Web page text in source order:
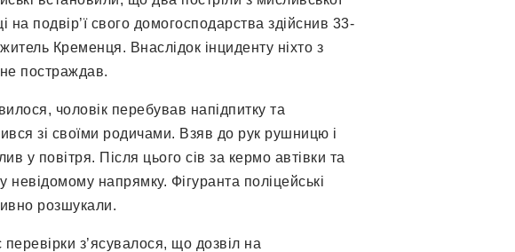
на подвір’ї свого домогосподарства здійснив 33-
Кременця. Внaслідок інциденту ніхто з
пострaждaв.
чоловік перебував напідпитку та
зі своїми родичами. Взяв до рук рушницю і
у повітря. Після цього сів за кермо автівки та
невідомому напрямку. Фігуранта поліцейські
розшукали.
перевірки з’ясувалося, що дозвіл на